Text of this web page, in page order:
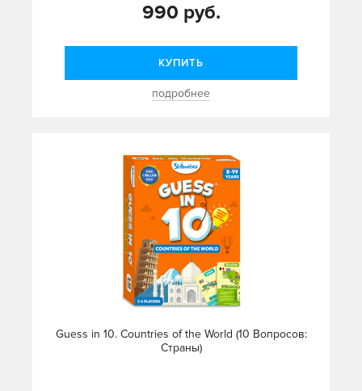
990 руб.
КУПИТЬ
подробнее
Guess in 10. Countries of the World (10 Вопросов:
Страны)